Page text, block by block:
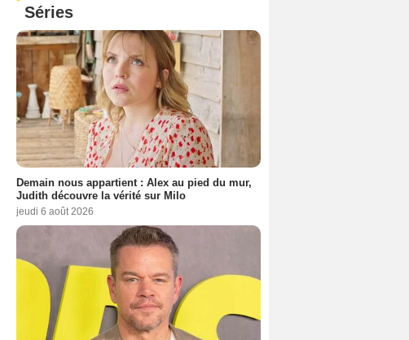
Séries
Demain nous appartient : Alex au pied du mur,
Judith découvre la vérité sur Milo
jeudi 6 août 2026